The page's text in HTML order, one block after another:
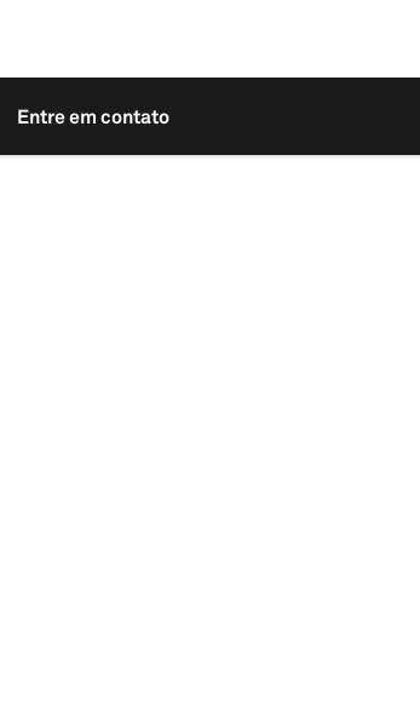
Entre em contato